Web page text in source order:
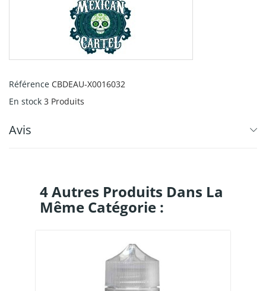
Référence CBDEAU-X0016032
En stock 3 Produits
Avis
4 Autres Produits Dans La
Même Catégorie :